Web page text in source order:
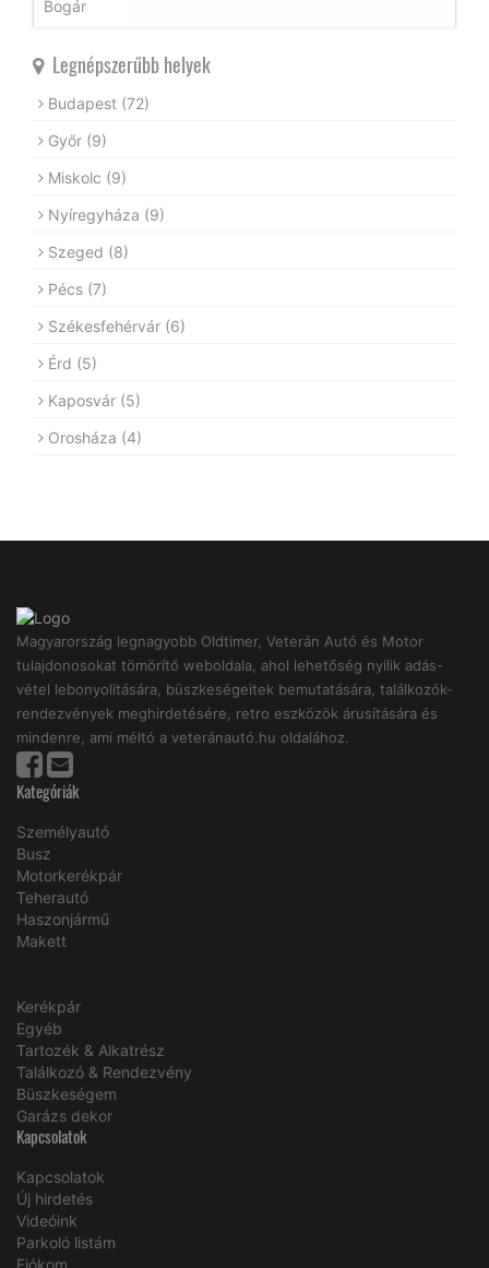
Legnépszerűbb helyek
Budapest (72)
Győr (9)
Miskolc (9)
Nyíregyháza (9)
Szeged (8)
Pécs (7)
Székesfehérvár (6)
Érd (5)
Kaposvár (5)
Orosháza (4)
Magyarország legnagyobb Oldtimer, Veterán Autó és Motor
tulajdonosokat tömörítő weboldala, ahol lehetőség nyílik adás-
vétel lebonyolitására, büszkeségeitek bemutatására, találkozók-
rendezvények meghirdetésére, retro eszközök árusítására és
mindenre, ami méltó a veteránautó.hu oldalához.
Kategóriák
Személyautó
Busz
Motorkerékpár
Teherautó
Haszonjármű
Makett
Kerékpár
Egyéb
Tartozék & Alkatrész
Találkozó & Rendezvény
Büszkeségem
Garázs dekor
Kapcsolatok
Kapcsolatok
Új hirdetés
Videóink
Parkoló listám